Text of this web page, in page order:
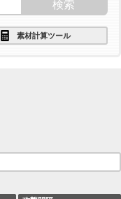
素材計算ツール